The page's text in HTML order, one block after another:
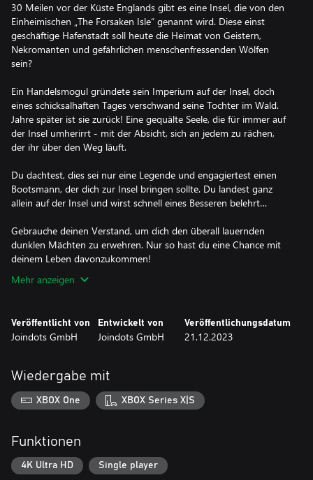
30 Meilen vor der Küste Englands gibt es eine Insel, die von den
Einheimischen „The Forsaken Isle“ genannt wird. Diese einst
geschäftige Hafenstadt soll heute die Heimat von Geistern,
Nekromanten und gefährlichen menschenfressenden Wölfen
sein?
Ein Handelsmogul gründete sein Imperium auf der Insel, doch
eines schicksalhaften Tages verschwand seine Tochter im Wald.
Jahre später ist sie zurück! Eine gequälte Seele, die für immer auf
der Insel umherirrt - mit der Absicht, sich an jedem zu rächen,
der ihr über den Weg läuft.
Du dachtest, dies sei nur eine Legende und engagiertest einen
Bootsmann, der dich zur Insel bringen sollte. Du landest ganz
allein auf der Insel und wirst schnell eines Besseren belehrt…
Gebrauche deinen Verstand, um dich den überall lauernden
dunklen Mächten zu erwehren. Nur so hast du eine Chance mit
deinem Leben davonzukommen!
Mehr anzeigen
Veröffentlicht von
Joindots GmbH
Entwickelt von
Joindots GmbH
Veröffentlichungsdatum
21.12.2023
Wiedergabe mit
XBOX One XBOX Series X|S
Funktionen
4K Ultra HD Single player